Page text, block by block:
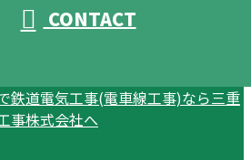
CONTACT